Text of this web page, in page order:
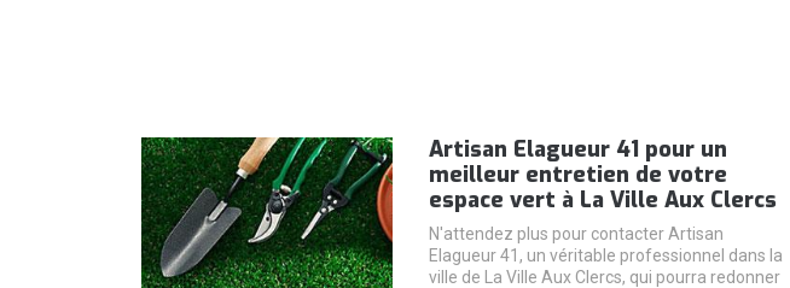
Artisan Elagueur 41 pour un
meilleur entretien de votre
espace vert à La Ville Aux Clercs
N'attendez plus pour contacter Artisan
Elagueur 41, un véritable professionnel dans la
ville de La Ville Aux Clercs, qui pourra redonner